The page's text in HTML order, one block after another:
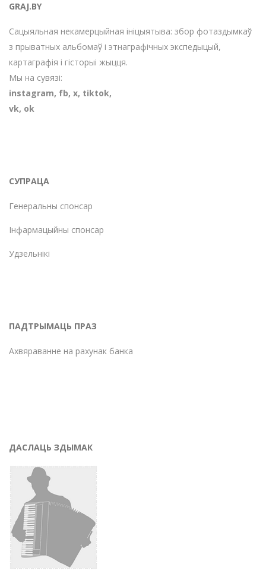
GRAJ.BY
Сацыяльная некамерцыйная ініцыятыва: збор фотаздымкаў
з прыватных альбомаў і этнаграфічных экспедыцый,
картаграфія і гісторыі жыцця.
Мы на сувязі:
instagram, fb, х, tiktok,
vk, ok
СУПРАЦА
Генеральны спонсар
Інфармацыйны спонсар
Удзельнікі
ПАДТРЫМАЦЬ ПРАЗ
Ахвяраванне на рахунак банка
ДАСЛАЦЬ ЗДЫМАК